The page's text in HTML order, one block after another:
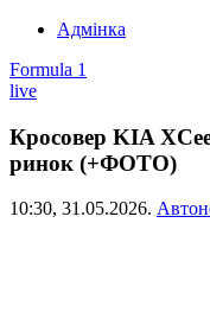
Адмінка
Formula 1
live
Кросовер KIA
ринок (+ФОТО)
10:30, 31.05.2026.